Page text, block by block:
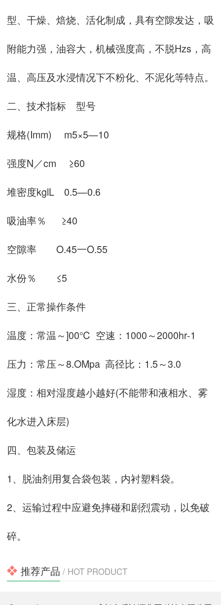
型、干燥、焙烧、活化制成，具有空隙发达，吸
附能力强，油容大，机械强度高，不脱Hzs，高
温、高压及水浸情况下不粉化、不泥化等特点。
二、技术指标 型号
规格(Imm) m5×5—10
强度N／cm ≥60
堆密度kglL 0.5—0.6
吸油率％ ≥40
空隙率 O.45一O.55
水份％ ≤5
三、正常操作条件
温度：常温～]00℃ 空速：1000～2000hr-1
压力：常压～8.OMpa 高径比：1.5～3.0
湿度：相对湿度越小越好(不能带和液相水、雾
化水进入床层)
四、包装及储运
1、脱油剂用复合袋包装，内衬塑料袋。
2、运输过程中应避免摔碰和剧烈震动，以免破
碎。
推荐产品 / HOT PRODUCT